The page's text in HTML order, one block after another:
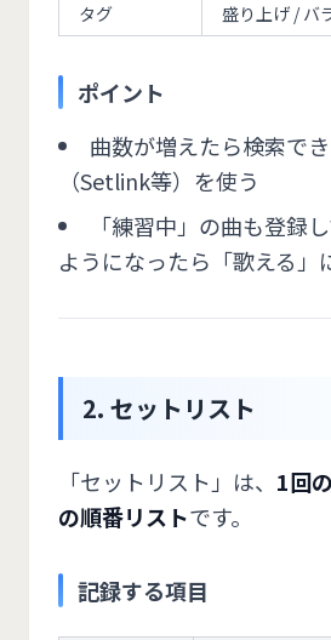
タグ
盛り上げ / バ
ポイント
曲数が増えたら検索で
（Setlink等）を使う
「練習中」の曲も登録
ようになったら「歌える」
2. セットリスト
「セットリスト」は、 1回
の順番リストです。
記録する項目